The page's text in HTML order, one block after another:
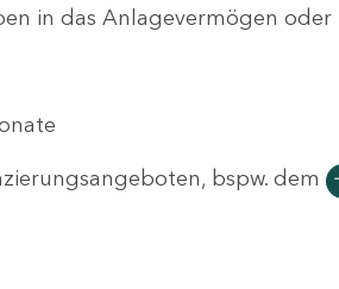
in das Anlagevermögen
bspw. dem